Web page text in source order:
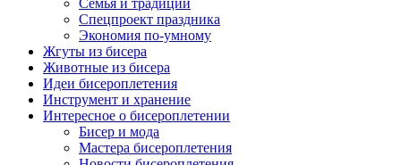
Семья и традиции
Спецпроект праздника
Экономия по-умному
Жгуты из бисера
Животные из бисера
Идеи бисероплетения
Инструмент и хранение
Интересное о бисероплетении
Бисер и мода
Мастера бисероплетения